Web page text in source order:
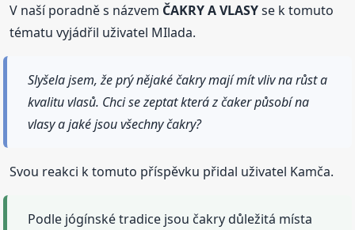
V naší poradně s názvem ČAKRY A VLASYse k tomuto
tématu vyjádřil uživatel MIlada.
Slyšela jsem, že prý nějaké čakry mají mít vliv na růst a
kvalitu vlasů. Chci se zeptat která z čaker působí na
vlasy a jaké jsou všechny čakry?
Svou reakci k tomuto příspěvku přidal uživatel Kamča.
Podle jógínské tradice jsou čakry důležitá místa